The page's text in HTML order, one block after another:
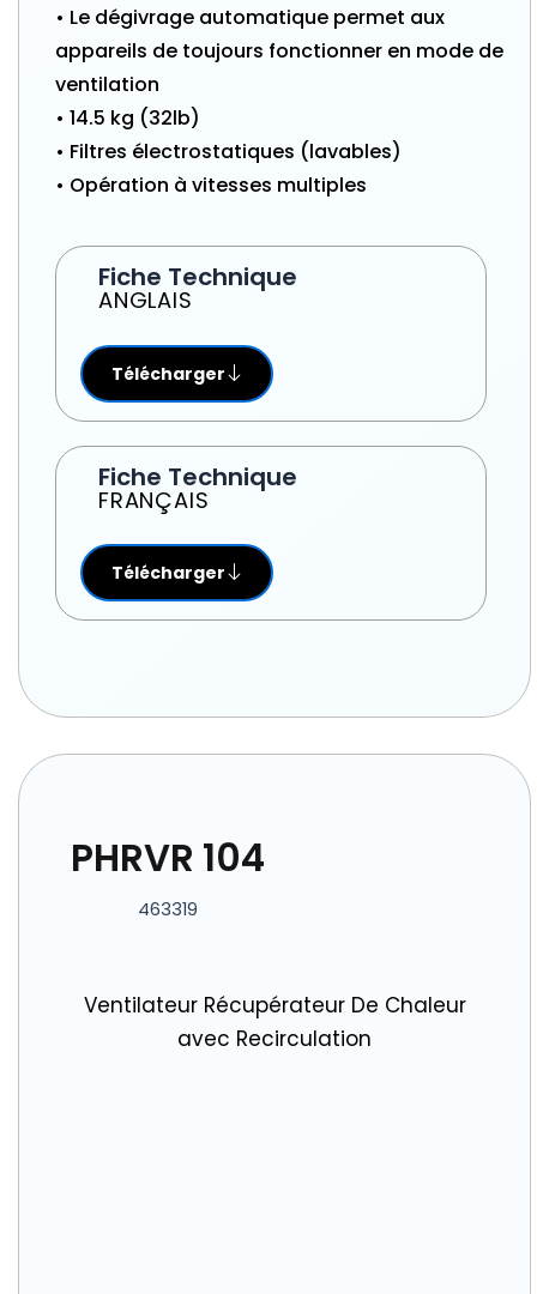
• Le dégivrage automatique permet aux
appareils de toujours fonctionner en mode de
ventilation
• 14.5 kg (32lb)
• Filtres électrostatiques (lavables)
• Opération à vitesses multiples
Fiche Technique
ANGLAIS
Télécharger
Fiche Technique
FRANÇAIS
Télécharger
PHRVR 104
463319
Ventilateur Récupérateur De Chaleur
avec Recirculation